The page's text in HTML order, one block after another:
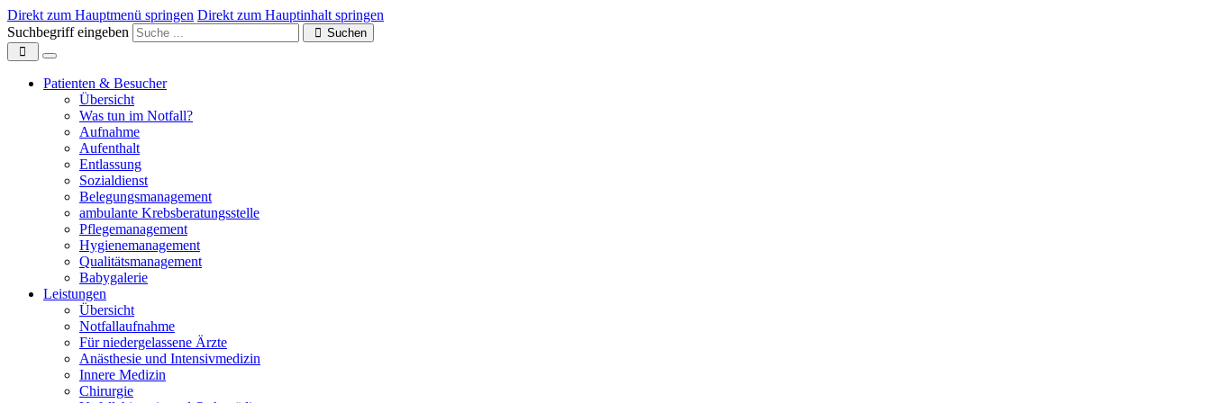
Direkt zum Hauptmenü springen Direkt zum Hauptinhalt springen
Suchbegriff eingeben
Suchen
Patienten & Besucher
Übersicht
Was tun im Notfall?
Aufnahme
Aufenthalt
Entlassung
Sozialdienst
Belegungsmanagement
ambulante Krebsberatungsstelle
Pflegemanagement
Hygienemanagement
Qualitätsmanagement
Babygalerie
Leistungen
Übersicht
Notfallaufnahme
Für niedergelassene Ärzte
Anästhesie und Intensivmedizin
Innere Medizin
Chirurgie